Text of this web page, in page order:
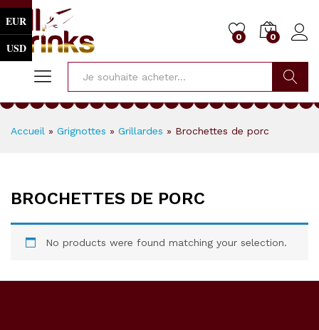
0 0
Chercher
Accueil » Grignottes » Grillardes » Brochettes de porc
BROCHETTES DE PORC
No products were found matching your selection.
EUR
USD